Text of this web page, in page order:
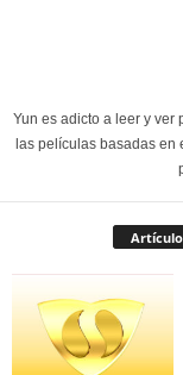
Yun es adicto a leer y ver
las películas basadas en